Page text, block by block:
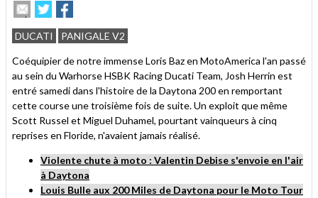
Envoyer
cet
article
à
un
ami
Partager
sur
Twitter
sur
Facebook
DUCATI PANIGALE V2
Coéquipier de notre immense Loris Baz en MotoAmerica l'an passé
au sein du Warhorse HSBK Racing Ducati Team, Josh Herrin est
entré samedi dans l'histoire de la Daytona 200 en remportant
cette course une troisième fois de suite. Un exploit que même
Scott Russel et Miguel Duhamel, pourtant vainqueurs à cinq
reprises en Floride, n'avaient jamais réalisé.
Violente chute à moto : Valentin Debise s'envoie en l'air
à Daytona
Louis Bulle aux 200 Miles de Daytona pour le Moto Tour